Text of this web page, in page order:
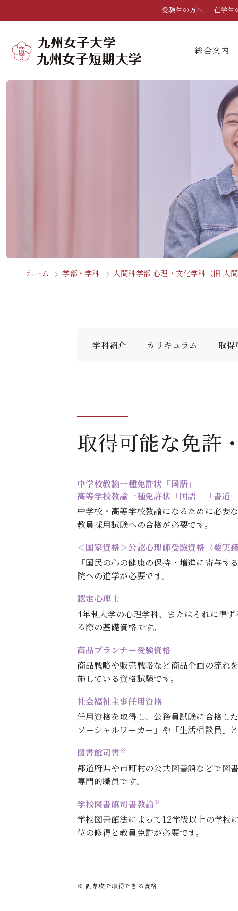
受験生の方へ 在学生
総
教
沿
採
公
学
学
教
学
奨
学
学
就
就
免
北
対
入
出
入
オ
大
総合案内
ホーム 学部・学科 人間科学部 心理・文化学科（旧 人
学科紹介 カリキュラム 取得
取得可能な免許
中学校教諭一種免許状「国語」
高等学校教諭一種免許状「国語」「書道」
中学校・高等学校教諭になるために必要
教員採用試験への合格が必要です。
＜国家資格＞公認心理師受験資格（要実
「国民の心の健康の保持・増進に寄与
院への進学が必要です。
認定心理士
4年制大学の心理学科、またはそれに準
る際の基礎資格です。
商品プランナー受験資格
商品戦略や販売戦略など商品企画の流れ
施している資格試験です。
社会福祉主事任用資格
任用資格を取得し、公務員試験に合格し
ソーシャルワーカー」や「生活相談員」
図書館司書※
都道府県や市町村の公共図書館などで図
専門的職員です。
学校図書館司書教諭※
学校図書館法によって12学級以上の学校
位の修得と教員免許が必要です。
※ 副専攻で取得できる資格